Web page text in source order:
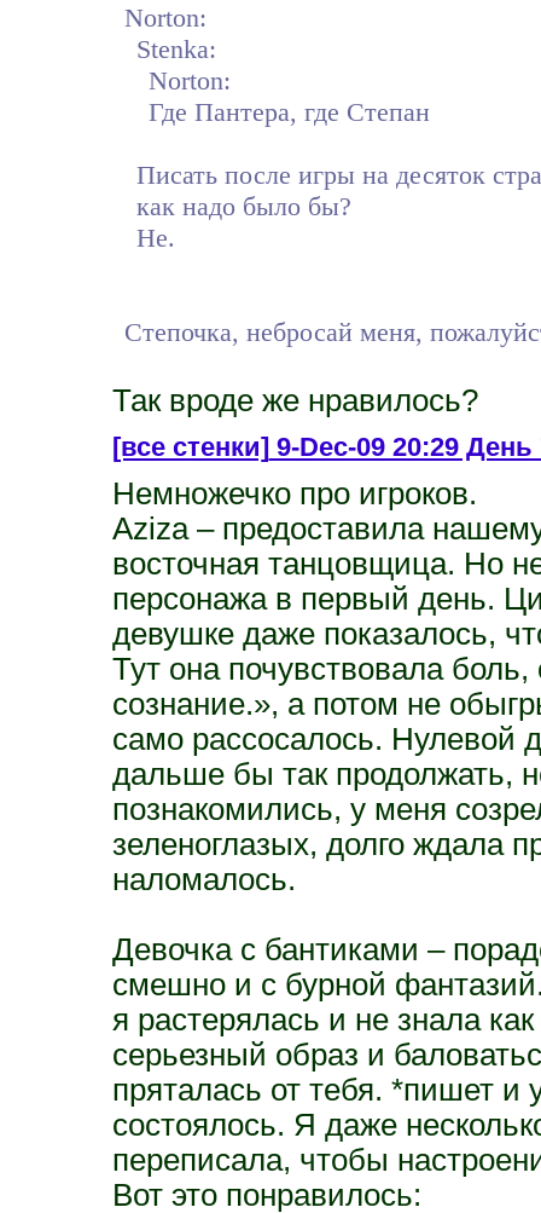
Norton:
Stenka:
Norton:
Где Пантера, где Степан
Писать после игры на десяток
как надо было бы?
Не.
Степочка, небросай меня,
Так вроде же нравилось?
[все стенки]9-Dec-09 20:29 День
Немножечко про игроков.
Aziza – предоставила
восточная танцовщица. Но
персонажа в первый день.
девушке даже показалось,
Тут она почувствовала боль,
сознание.», а потом не
само рассосалось. Нулевой
дальше бы так продолжать,
познакомились, у меня
зеленоглазых, долго ждала
наломалось.
Девочка с бантиками –
смешно и с бурной
я растерялась и не знала
серьезный образ и
пряталась от тебя. *пишет
состоялось. Я даже
переписала, чтобы
Вот это понравилось: